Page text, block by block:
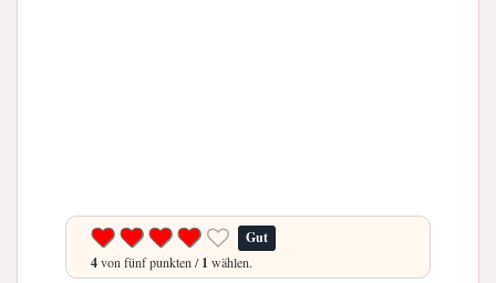
Gut
4von fünf punkten /1 wählen.